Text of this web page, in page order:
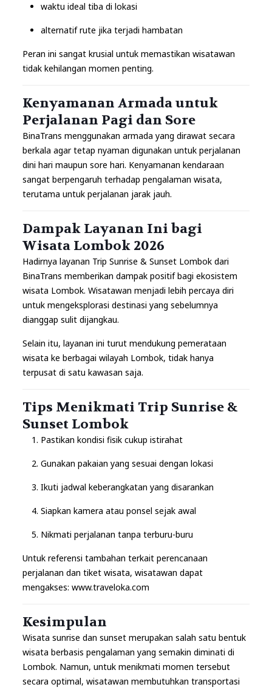
waktu ideal tiba di lokasi
alternatif rute jika terjadi hambatan
Peran ini sangat krusial untuk memastikan wisatawan
tidak kehilangan momen penting.
Kenyamanan Armada untuk
Perjalanan Pagi dan Sore
BinaTrans menggunakan armada yang dirawat secara
berkala agar tetap nyaman digunakan untuk perjalanan
dini hari maupun sore hari. Kenyamanan kendaraan
sangat berpengaruh terhadap pengalaman wisata,
terutama untuk perjalanan jarak jauh.
Dampak Layanan Ini bagi
Wisata Lombok 2026
Hadirnya layanan Trip Sunrise & Sunset Lombok dari
BinaTrans memberikan dampak positif bagi ekosistem
wisata Lombok. Wisatawan menjadi lebih percaya diri
untuk mengeksplorasi destinasi yang sebelumnya
dianggap sulit dijangkau.
Selain itu, layanan ini turut mendukung pemerataan
wisata ke berbagai wilayah Lombok, tidak hanya
terpusat di satu kawasan saja.
Tips Menikmati Trip Sunrise &
Sunset Lombok
Pastikan kondisi fisik cukup istirahat
Gunakan pakaian yang sesuai dengan lokasi
Ikuti jadwal keberangkatan yang disarankan
Siapkan kamera atau ponsel sejak awal
Nikmati perjalanan tanpa terburu-buru
Untuk referensi tambahan terkait perencanaan
perjalanan dan tiket wisata, wisatawan dapat
mengakses: www.traveloka.com
Kesimpulan
Wisata sunrise dan sunset merupakan salah satu bentuk
wisata berbasis pengalaman yang semakin diminati di
Lombok. Namun, untuk menikmati momen tersebut
secara optimal, wisatawan membutuhkan transportasi